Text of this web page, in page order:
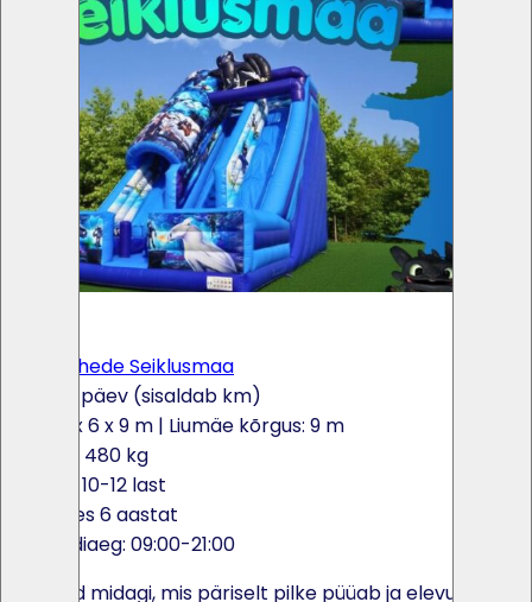
UUS! Lohede Seiklusmaa
500€ / päev (sisaldab km)
10.5 x 6 x 9 m | Liumäe kõrgus: 9 m
Kaal: 480 kg
Max: 10-12 last
Alates 6 aastat
Rendiaeg: 09:00-21:00
Kui otsid midagi, mis päriselt pilke püüab ja elevust